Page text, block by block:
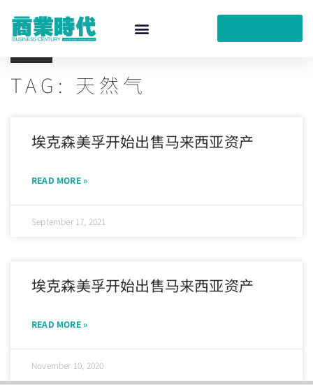
TAG: 天然气
埃克森美孚开始出售马来西亚资产
READ MORE »
September 17, 2021
埃克森美孚开始出售马来西亚资产
READ MORE »
November 10, 2020